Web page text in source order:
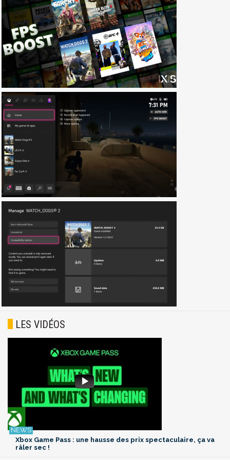
LES VIDÉOS
Xbox Game Pass : une hausse des prix spectaculaire, ça va
râler sec !